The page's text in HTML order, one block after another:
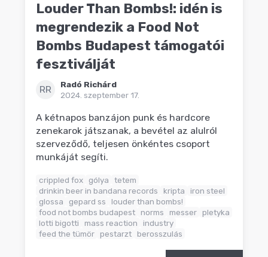
Louder Than Bombs!: idén is
megrendezik a Food Not
Bombs Budapest támogatói
fesztiválját
RR
Radó Richárd
2024. szeptember 17.
A kétnapos banzájon punk és hardcore
zenekarok játszanak, a bevétel az alulról
szerveződő, teljesen önkéntes csoport
munkáját segíti.
crippled fox gólya
tetem
drinkin beer in bandana records
kripta
iron steel
glossa
gepard ss
louder than bombs!
food not bombs budapest norms messer pletyka
lotti bigotti
mass reaction
industry
feed the tümör pestarzt berosszulás